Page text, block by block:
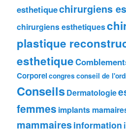
esthetiquechirurgiens
chirurgiens esthetiques
plastique
esthetique
Corporelcongresconseil de
ConseilsDermatologie
femmes implants
mammairesinformation